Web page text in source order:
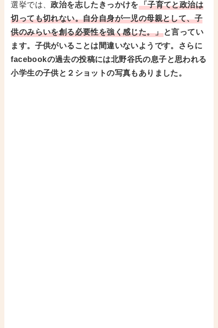
選挙では、政治を志したきっかけを 「子育てと政治は
切っても切れない。自分自身が一児の母親として、子
供のみらいを創る必要性を強く感じた。」 と言ってい
ます。子供がいることは間違いないようです。さらに
facebookの過去の投稿には北野谷氏の息子と思われる
小学生の子供と２ショットの写真もありました。